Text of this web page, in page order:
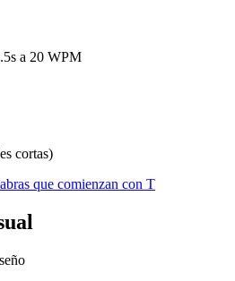
a 20 WPM
cortas)
que comienzan con T